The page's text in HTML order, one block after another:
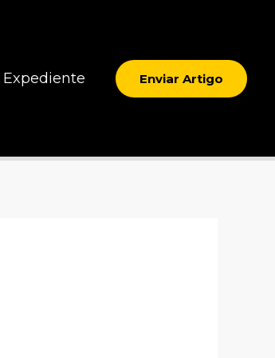
Expediente Enviar Artigo